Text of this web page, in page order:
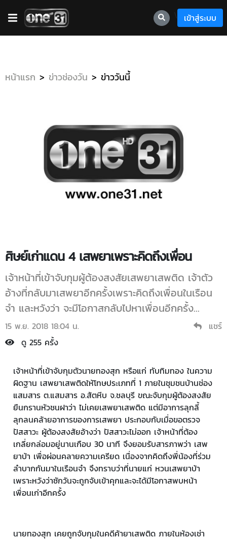
เข้าสู่ระบบ
หน้าแรก ข่าวช่องวัน ข่าววันนี้
ศิษย์เก่าแดน 4 เสพยาเพราะคิดถึงเพื่อน
เจ้าหน้าที่เข้าจับกุมผู้ต้องสงสัยเสพยาเสพติด เจ้าตัว
อ้างที่กลับมาเสพยาอีกครั้งเพราะคิดถึงเพื่อนในเรือน
จำ และหวังว่า จะมีโอกาสกลับไปหาเพื่อนอีกครั้ง...
15 พ.ย. 2018 18:04 น.
แชร์
ดู 255 ครั้ง
เจ้าหน้าที่เข้าจับกุมตัวนายทองสุก หรือแก่ ทับทิมทอง ในความ
ผิดฐาน เสพยาเสพติดให้โทษประเภทที่ 1 ภายในชุมชนบ้านช่อง
แสมสาร ต.แสมสาร อ.สัตหีบ จ.ชลบุรี ขณะจับกุมผู้ต้องสงสัย
ยืนกรานหัวชนฝาว่า ไม่เคยเสพยาเสพติด แต่มีอาการลุกลี้
ลุกลนคล้ายอาการของการเสพยา ประกอบกับเมื่อขอตรวจ
ปัสสาวะ ผู้ต้องสงสัยอ้างว่า ปัสสาวะไม่ออก เจ้าหน้าที่ต้อง
เกลี่ยกล่อมอยู่นานเกือบ 30 นาที จึงยอมรับสารภาพว่า เสพ
ยาบ้า เพื่อผ่อนคลายความเครียด เนื่องจากคิดถึงพี่น้องที่ร่วม
ลำบากกันมาในเรือนจำ จึงทราบว่าที่นายแก่ หวนเสพยาบ้า
เพราะหวังว่าซักวันจะถูกจับเข้าคุกและจะได้มีโอกาสพบหน้า
เพื่อนเก่าอีกครั้ง
นายทองสุก เคยถูกจับกุมในคดีค้ายาเสพติด ภายในห้องเช่า